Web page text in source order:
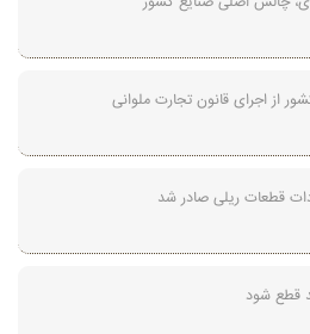
اجرای قانون تجارت ملوانی
قطعات ریلی صادر شد
شود